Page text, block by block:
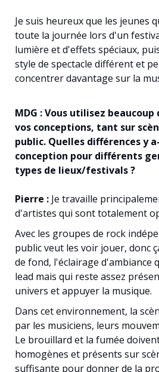
Je suis heureux que les jeunes
toute la journée lors d'un
lumière et d'effets spéciaux,
style de spectacle différent et
concentrer davantage sur la
MDG : Vous utilisez
vos conceptions, tant sur
public. Quelles différences y
conception pour différents
types de lieux/festivals ?
Pierre : Je travaille
d'artistes qui sont totalement
Avec les groupes de rock
public veut les voir jouer, donc
de fond, l'éclairage d'ambiance
lead mais qui reste assez
univers et appuyer la musique.
Dans cet environnement, la
par les musiciens, leurs
Le brouillard et la fumée
homogènes et présents sur
suffisante pour donner de la